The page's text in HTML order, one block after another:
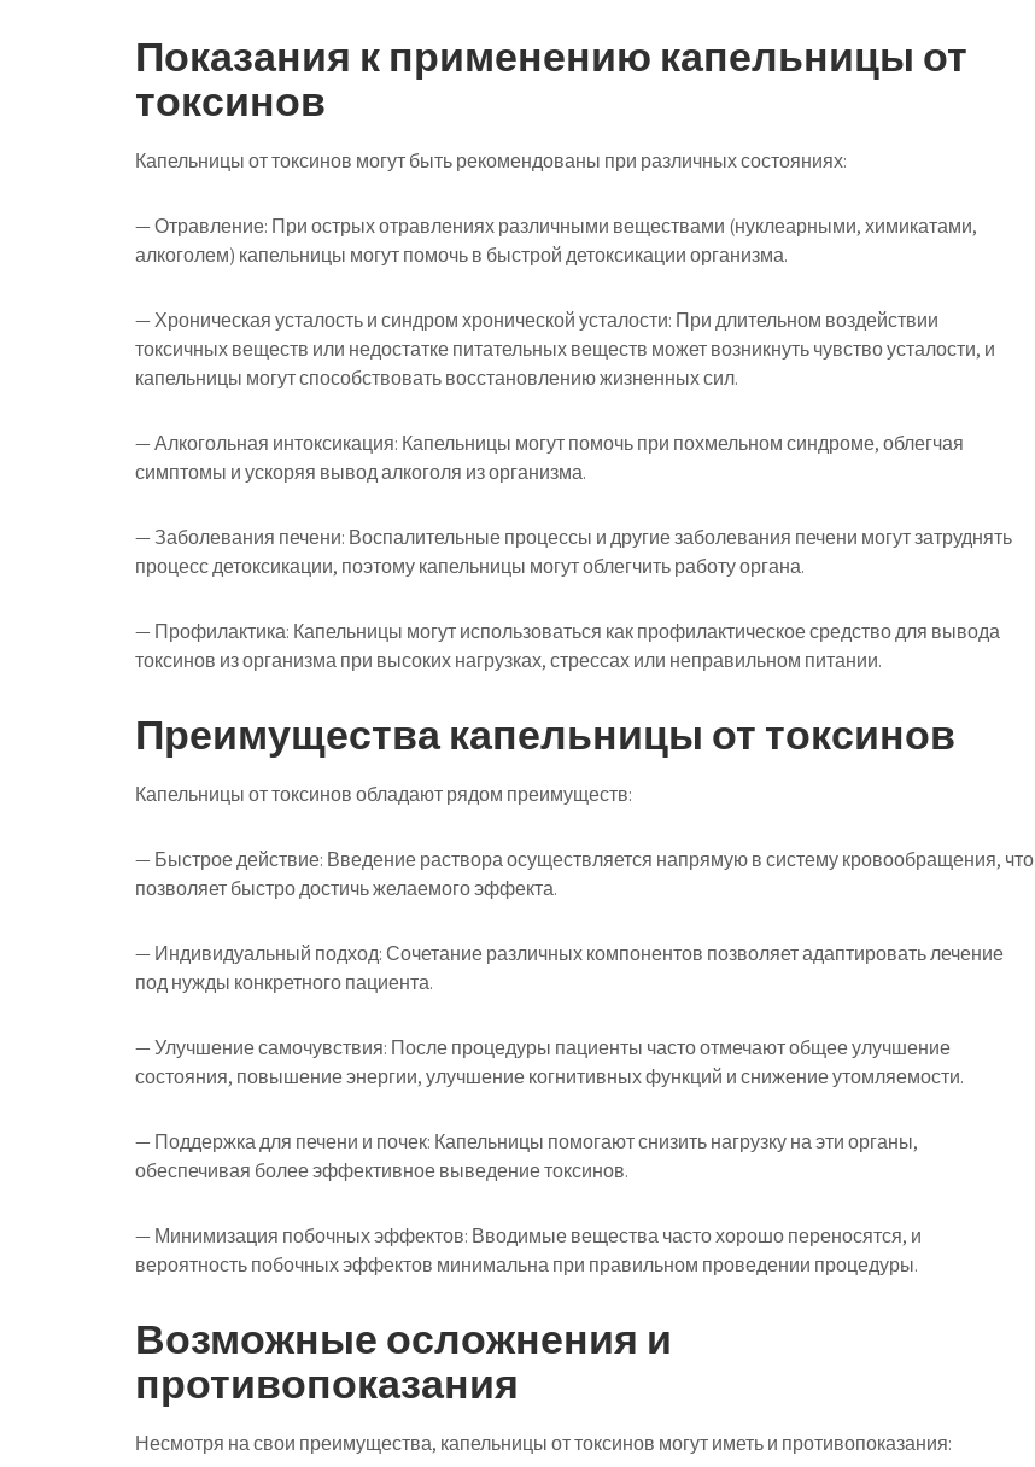
Показания к применению капельницы от
токсинов
Капельницы от токсинов могут быть рекомендованы при различных состояниях:
— Отравление: При острых отравлениях различными веществами (нуклеарными, химикатами,
алкоголем) капельницы могут помочь в быстрой детоксикации организма.
— Хроническая усталость и синдром хронической усталости: При длительном воздействии
токсичных веществ или недостатке питательных веществ может возникнуть чувство усталости, и
капельницы могут способствовать восстановлению жизненных сил.
— Алкогольная интоксикация: Капельницы могут помочь при похмельном синдроме, облегчая
симптомы и ускоряя вывод алкоголя из организма.
— Заболевания печени: Воспалительные процессы и другие заболевания печени могут затруднять
процесс детоксикации, поэтому капельницы могут облегчить работу органа.
— Профилактика: Капельницы могут использоваться как профилактическое средство для вывода
токсинов из организма при высоких нагрузках, стрессах или неправильном питании.
Преимущества капельницы от токсинов
Капельницы от токсинов обладают рядом преимуществ:
— Быстрое действие: Введение раствора осуществляется напрямую в систему кровообращения, что
позволяет быстро достичь желаемого эффекта.
— Индивидуальный подход: Сочетание различных компонентов позволяет адаптировать лечение
под нужды конкретного пациента.
— Улучшение самочувствия: После процедуры пациенты часто отмечают общее улучшение
состояния, повышение энергии, улучшение когнитивных функций и снижение утомляемости.
— Поддержка для печени и почек: Капельницы помогают снизить нагрузку на эти органы,
обеспечивая более эффективное выведение токсинов.
— Минимизация побочных эффектов: Вводимые вещества часто хорошо переносятся, и
вероятность побочных эффектов минимальна при правильном проведении процедуры.
Возможные осложнения и
противопоказания
Несмотря на свои преимущества, капельницы от токсинов могут иметь и противопоказания: